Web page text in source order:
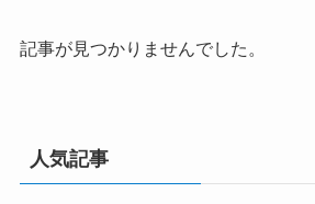
記事が見つかりませんでした。
人気記事